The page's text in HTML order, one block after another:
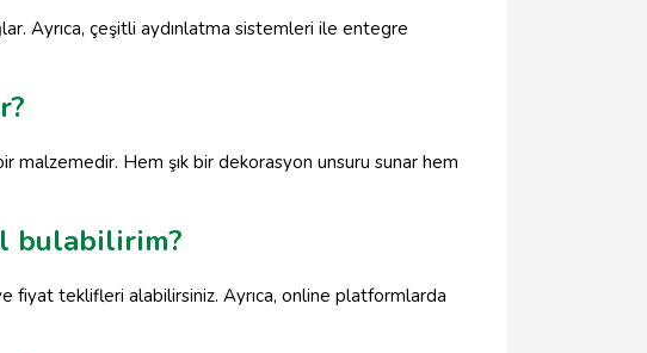
Ayrıca, çeşitli aydınlatma sistemleri ile entegre
Hem şık bir dekorasyon unsuru sunar hem
bulabilirim?
fiyat teklifleri alabilirsiniz. Ayrıca, online platformlarda